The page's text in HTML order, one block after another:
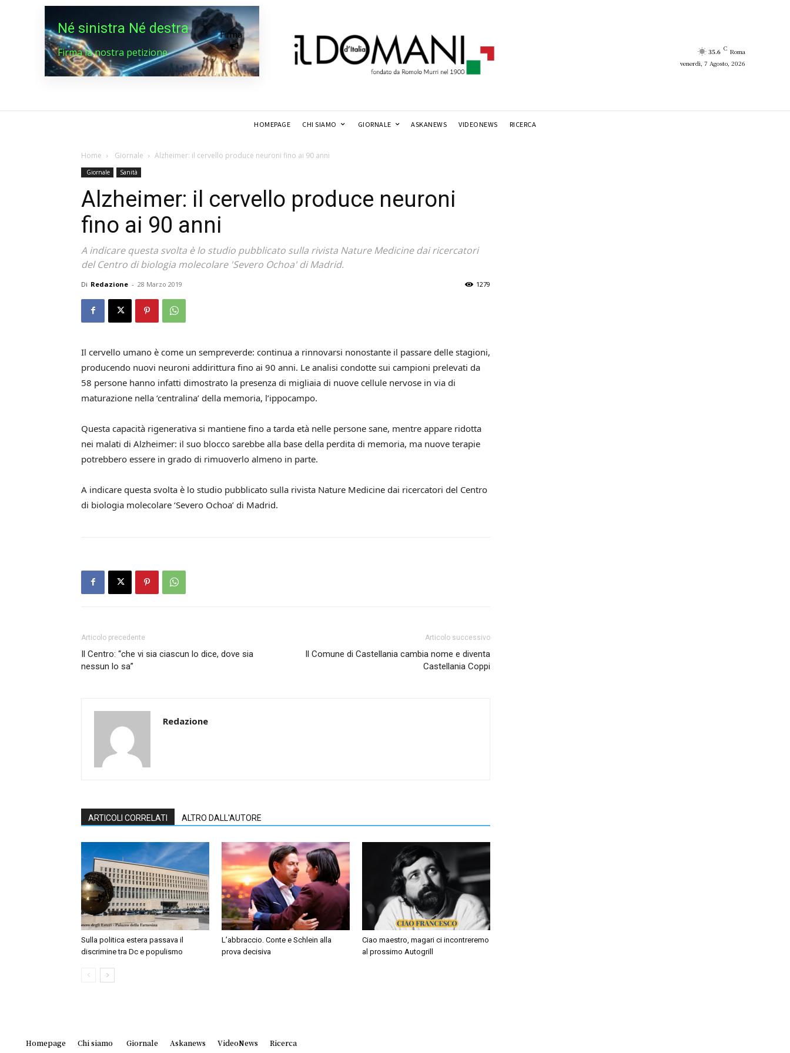
Né sinistra Né destra
Firma la nostra petizione
Firma
35.6 C Roma
venerdì, 7 Agosto, 2026
HOMEPAGE CHI SIAMO GIORNALE ASKANEWS VIDEONEWS RICERCA
Home Giornale Alzheimer: il cervello produce neuroni fino ai 90 anni
Giornale Sanità
Alzheimer: il cervello produce neuroni
fino ai 90 anni
A indicare questa svolta è lo studio pubblicato sulla rivista Nature Medicine dai ricercatori
del Centro di biologia molecolare 'Severo Ochoa' di Madrid.
Di Redazione - 28 Marzo 2019 1279
Il cervello umano è come un sempreverde: continua a rinnovarsi nonostante il passare delle stagioni,
producendo nuovi neuroni addirittura fino ai 90 anni. Le analisi condotte sui campioni prelevati da
58 persone hanno infatti dimostrato la presenza di migliaia di nuove cellule nervose in via di
maturazione nella ‘centralina’ della memoria, l’ippocampo.
Questa capacità rigenerativa si mantiene fino a tarda età nelle persone sane, mentre appare ridotta
nei malati di Alzheimer: il suo blocco sarebbe alla base della perdita di memoria, ma nuove terapie
potrebbero essere in grado di rimuoverlo almeno in parte.
A indicare questa svolta è lo studio pubblicato sulla rivista Nature Medicine dai ricercatori del Centro
di biologia molecolare ‘Severo Ochoa’ di Madrid.
Articolo precedente
Il Centro: “che vi sia ciascun lo dice, dove sia
nessun lo sa”
Articolo successivo
Il Comune di Castellania cambia nome e diventa
Castellania Coppi
Redazione
ARTICOLI CORRELATI ALTRO DALL'AUTORE
Sulla politica estera passava il
discrimine tra Dc e populismo
L’abbraccio. Conte e Schlein alla
prova decisiva
Ciao maestro, magari ci incontreremo
al prossimo Autogrill
Homepage Chi siamo Giornale Askanews VideoNews Ricerca